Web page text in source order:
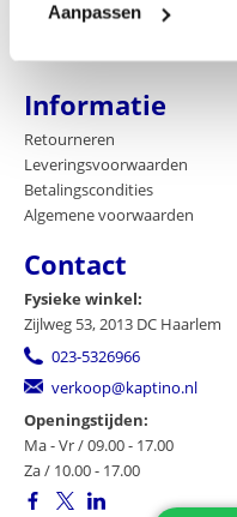
Aanpassen
Bedrijfsgegevens
Informatie
Retourneren
Leveringsvoorwaarden
Betalingscondities
Algemene voorwaarden
Contact
Fysieke winkel:
Zijlweg 53, 2013 DC Haarlem
023-5326966
verkoop@kaptino.nl
Openingstijden:
Ma - Vr / 09.00 - 17.00
Za / 10.00 - 17.00